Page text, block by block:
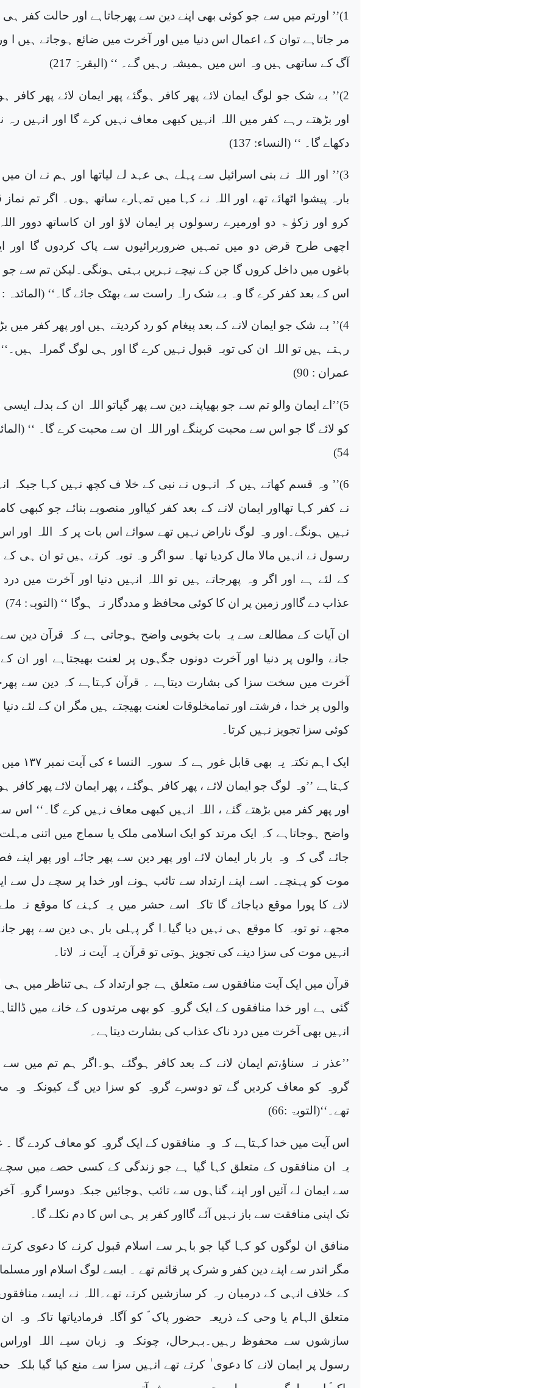
1
)’’ اورتم میں سے جو کوئی بھی اپنے دین سے پھرجاتاہے اور حالت کفر ہی
مر جاتاہے توان کے اعمال اس دنیا میں اور آخرت میں ضائع ہوجاتے ہیں ا
آگ کے ساتھی ہیں وہ اس میں ہمیشہ رہیں گے۔ ‘‘ (البقرہَ 217
)
2
)’’ بے شک جو لوگ ایمان لائے پھر کافر ہوگئے پھر ایمان لائے پھر کافر
اور بڑھتے رہے کفر میں اللہ انہیں کبھی معاف نہیں کرے گا اور انہیں رہ
دکھاے گا۔ ‘‘ (النساء: 137
)
3
)’’
اور اللہ نے بنی اسرائیل سے پہلے ہی عہد لے لیاتھا اور ہم نے ان
بارہ پیشوا اٹھائے تھے اور اللہ نے کہا میں تمہارے ساتھ ہوں۔ اگر تم نماز
کرو اور زکوٰ ۃ دو اورمیرے رسولوں پر ایمان لاؤ اور ان کاساتھ دوور
اچھی طرح قرض دو میں تمہیں ضروربرائیوں سے پاک کردوں گا اور
باغوں میں داخل کروں گا جن کے نیچے نہریں بہتی ہونگی۔لیکن تم سے جو
اس کے بعد کفر کرے گا وہ بے شک راہ راست سے بھٹک جائے گا۔‘‘ (المائدہ :
4
)’’ بے شک جو ایمان لانے کے بعد پیغام کو رد کردیتے ہیں اور پھر کفر میں
رہتے ہیں تو اللہ ان کی توبہ قبول نہیں کرے گا اور ہی لوگ گمراہ
عمران : 90
)
5
)’’اے ایمان والو تم سے جو بھیاپنے دین سے پھر گیاتو اللہ ان کے بدلے
کو لائے گا جو اس سے محبت کرینگے اور اللہ ان سے محبت کرے گا۔ ‘‘
54
)
6
)’’ وہ قسم کھاتے ہیں کہ انہوں نے نبی کے خلا ف کچھ نہیں کہا جبکہ
نے کفر کہا تھااور ایمان لانے کے بعد کفر کیااور منصوبے بنائے جو کبھی
نہیں ہونگے۔اور وہ لوگ ناراض نہیں تھے سوائے اس بات پر کہ اللہ اور
رسول نے انہیں مالا مال کردیا تھا۔ سو اگر وہ توبہ کرتے ہیں تو ان ہی کے
کے لئے ہے اور اگر وہ پھرجاتے ہیں تو اللہ انہیں دنیا اور آخرت میں
عذاب دے گااور زمین پر ان کا کوئی محافظ و مددگار نہ ہوگا ‘‘ (التوبۃ: 74
)
ان آیات کے مطالعے سے یہ بات بخوبی واضح ہوجاتی ہے کہ قرآن دین سے
جانے والوں پر دنیا اور آخرت دونوں جگہوں پر لعنت بھیجتاہے اور ان کے
آخرت میں سخت سزا کی بشارت دیتاہے ۔ قرآن کہتاہے کہ دین سے
والوں پر خدا ، فرشتے اور تمامخلوقات لعنت بھیجتے ہیں مگر ان کے لئے
کوئی سزا تجویز نہیں کرتا۔
ایک اہم نکتہ یہ بھی قابل غور ہے کہ سورہ النسا ء کی آیت نمبر ۱۳۷
کہتاہے ’’وہ لوگ جو ایمان لائے ، پھر کافر ہوگئے ، پھر ایمان لائے پھر کافر
اور پھر کفر میں بڑھتے گئے ، اللہ انہیں کبھی معاف نہیں کرے گا۔‘‘ اس
واضح ہوجاتاہے کہ ایک مرتد کو ایک اسلامی ملک یا سماج میں اتنی
جائے گی کہ وہ بار بار ایمان لائے اور پھر دین سے پھر جائے اور پھر اپنے
موت کو پہنچے۔ اسے اپنے ارتداد سے تائب ہونے اور خدا پر سچے دل سے
لانے کا پورا موقع دیاجائے گا تاکہ اسے حشر میں یہ کہنے کا موقع نہ
مجھے تو توبہ کا موقع ہی نہیں دیا گیا۔ا گر پہلی بار ہی دین سے پھر
انہیں موت کی سزا دینے کی تجویز ہوتی تو قرآن یہ آیت نہ لاتا۔
قرآن میں ایک آیت منافقوں سے متعلق ہے جو ارتداد کے ہی تناظر میں ہی
گئی ہے اور خدا منافقوں کے ایک گروہ کو بھی مرتدوں کے خانے میں
انہیں بھی آخرت میں درد ناک عذاب کی بشارت دیتاہے۔
’’عذر نہ سناؤ،تم ایمان لانے کے بعد کافر ہوگئے ہو۔اگر ہم تم میں سے
گروہ کو معاف کردیں گے تو دوسرے گروہ کو سزا دیں گے کیونکہ وہ
تھے۔‘‘(التوبۃ :66
)
اس آیت میں خدا کہتاہے کہ وہ منافقوں کے ایک گروہ کو معاف کردے گا ۔
یہ ان منافقوں کے متعلق کہا گیا ہے جو زندگی کے کسی حصے میں
سے ایمان لے آئیں اور اپنے گناہوں سے تائب ہوجائیں جبکہ دوسرا گروہ
تک اپنی منافقت سے باز نہیں آئے گااور کفر پر ہی اس کا دم نکلے گا۔
منافق ان لوگوں کو کہا گیا جو باہر سے اسلام قبول کرنے کا دعوی کرتے
مگر اندر سے اپنے دین کفر و شرک پر قائم تھے ۔ ایسے لوگ اسلام اور
کے خلاف انہی کے درمیان رہ کر سازشیں کرتے تھے۔اللہ نے ایسے
متعلق الہام یا وحی کے ذریعہ حضور پاک ؐ کو آگاہ فرمادیاتھا تاکہ وہ
سازشوں سے محفوظ رہیں۔بہرحال، چونکہ وہ زبان سیے اللہ
رسول پر ایمان لانے کا دعوی ٰ کرتے تھے انہیں سزا سے منع کیا گیا بلکہ